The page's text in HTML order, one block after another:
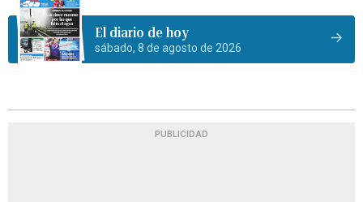
El diario de hoy
sábado, 8 de agosto de 2026
PUBLICIDAD